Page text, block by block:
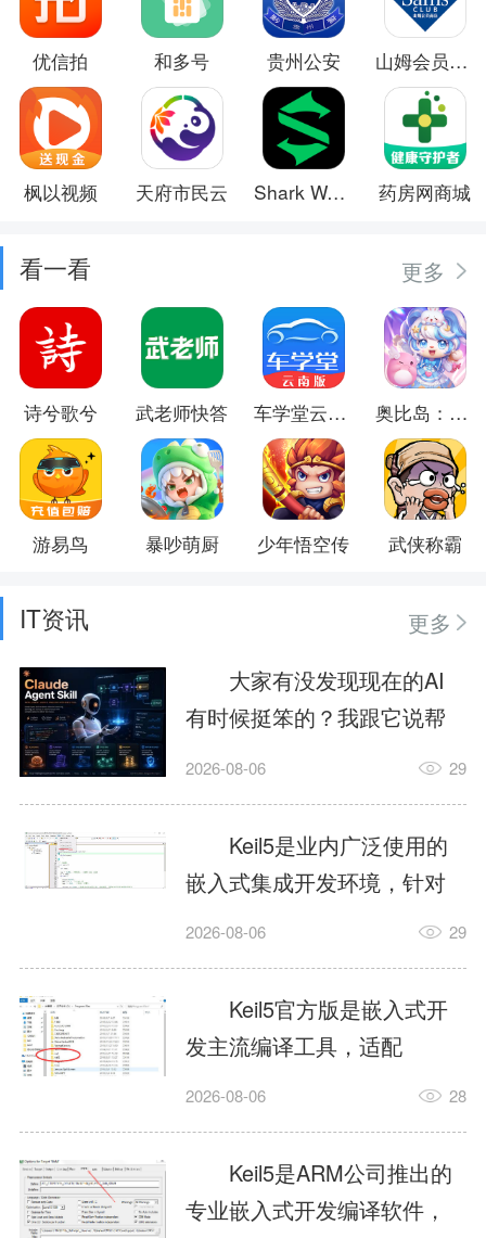
优信拍 和多号 贵州公安 山姆会员商店
枫以视频 天府市民云 Shark Wear 药房网商城
看一看 更多
诗兮歌兮 武老师快答 车学堂云南版 奥比岛：梦想国度
游易鸟 暴吵萌厨 少年悟空传 武侠称霸
IT资讯
更多
大家有没发现现在的AI
有时候挺笨的？我跟它说帮
我订个明天早上的闹钟，它
这样？因为AI，就是个只会
耍嘴皮子的书呆子。它脑子
里有海量知识，但没有真正
激发出来实力。而
AgentSkill，就是给AI大脑装
上的一双机械手，它真的能
解决很多问题。1什么是
AgentSkillSkill指...
2026-08-06 29
Keil5是业内广泛使用的
嵌入式集成开发环境，针对
ARM、51内核单片机提供编
力，代码编译稳定，调试工
具成熟，大量开源项目基于
该平台开发。新项目需要单
独下载对应芯片支持包，新
手配置难度较高，正版商业
授权费用不菲，未授权版本
存在程序容量限制，适合硬
2026-08-06 29
Keil5官方版是嵌入式开
发主流编译工具，适配
STM32、51单片机等多款芯
在线调试、代码仿真，兼容
众多厂商芯片安装包。软件
需要手动添加器件库，初次
2026-08-06 28
Keil5是ARM公司推出的
专业嵌入式开发编译软件，